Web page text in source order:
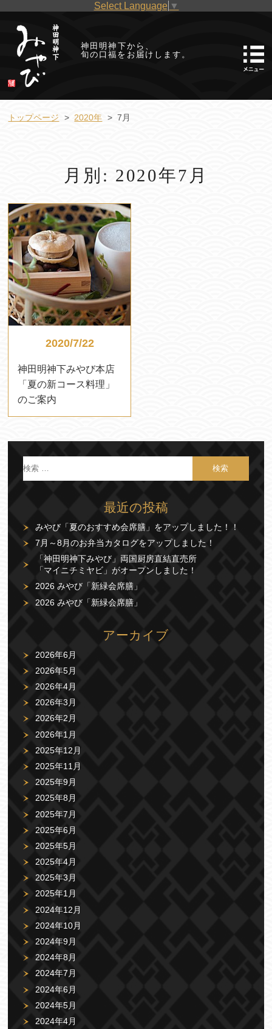
Select Language ▼
神田明神下から、
旬の口福をお届けします。
トップページ 2020年 7月
月別: 2020年7月
2020/7/22
神田明神下みやび本店
「夏の新コース料理」
のご案内
最近の投稿
みやび「夏のおすすめ会席膳」をアップしました！！
7月～8月のお弁当カタログをアップしました！
「神田明神下みやび」両国厨房直結直売所
「マイニチミヤビ」がオープンしました！
2026 みやび「新緑会席膳」
2026 みやび「新緑会席膳」
アーカイブ
2026年6月
2026年5月
2026年4月
2026年3月
2026年2月
2026年1月
2025年12月
2025年11月
2025年9月
2025年8月
2025年7月
2025年6月
2025年5月
2025年4月
2025年3月
2025年1月
2024年12月
2024年10月
2024年9月
2024年8月
2024年7月
2024年6月
2024年5月
2024年4月